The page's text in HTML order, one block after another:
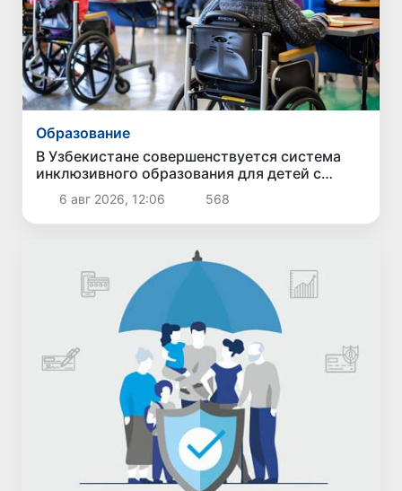
Образование
В Узбекистане совершенствуется система
инклюзивного образования для детей с
особыми образовательными потребностями
6 авг 2026, 12:06 568